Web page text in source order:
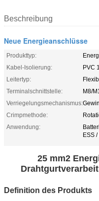
Beschreibung
Neue Energieanschlüsse
Produkttyp:
Kabel-Isolierung:
PVC
Leitertyp:
Terminalschnittstelle:
M8/
Verriegelungsmechanismus:
Crimpmethode:
Anwendung:
ESS
25 mm2
Definition des Produkts